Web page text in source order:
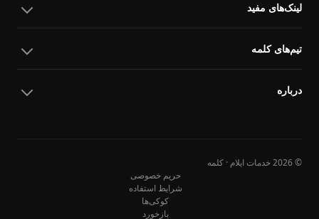
لینک‌های مفید
تیم‌های کلمه
درباره
© 2026 خدمات ایلام · کلمه
حریم خصوصی
شرایط استفاده
کوکی‌ها
بازخورد
10